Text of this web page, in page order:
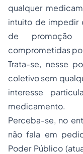
qualquer
intuito de impedir
de promoção
comprometidas
Trata-se, nesse
coletivosem
interesse
medicamento.
Perceba-se, no
não fala em
Poder Público